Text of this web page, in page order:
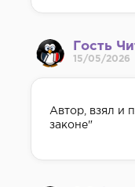
Гость
15/05/2026
Автор, взял и
законе"